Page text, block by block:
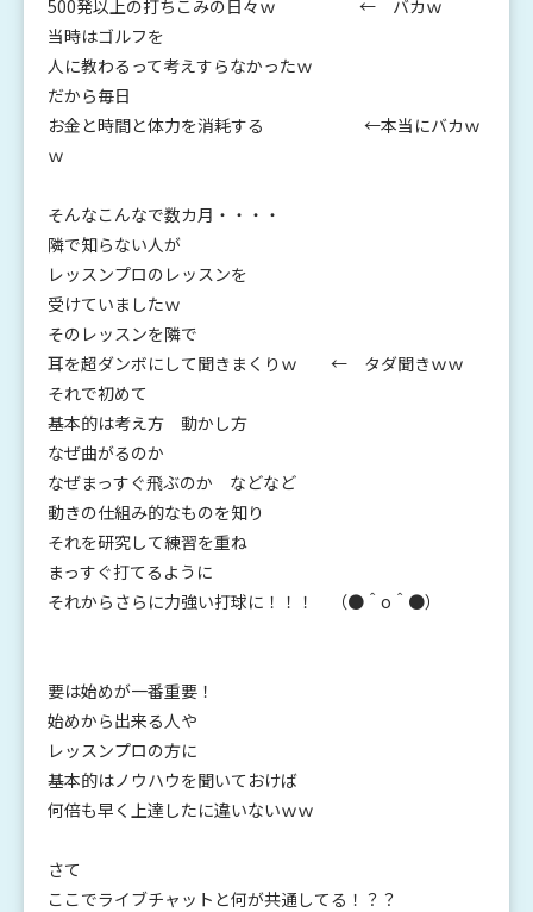
500発以上の打ちこみの日々ｗ ← バカｗ
当時はゴルフを
人に教わるって考えすらなかったｗ
だから毎日
お金と時間と体力を消耗する ←本当にバカｗ
ｗ
そんなこんなで数カ月・・・・
隣で知らない人が
レッスンプロのレッスンを
受けていましたｗ
そのレッスンを隣で
耳を超ダンボにして聞きまくりｗ ← タダ聞きｗｗ
それで初めて
基本的は考え方 動かし方
なぜ曲がるのか
なぜまっすぐ飛ぶのか などなど
動きの仕組み的なものを知り
それを研究して練習を重ね
まっすぐ打てるように
それからさらに力強い打球に！！！ （●＾o＾●）
要は始めが一番重要！
始めから出来る人や
レッスンプロの方に
基本的はノウハウを聞いておけば
何倍も早く上達したに違いないｗｗ
さて
ここでライブチャットと何が共通してる！？？